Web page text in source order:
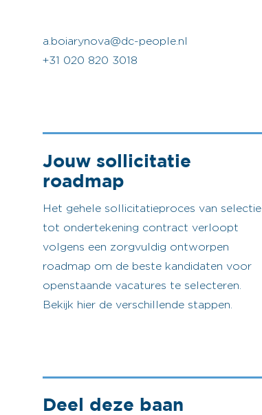
a.boiarynova@dc-people.nl
+31 020 820 3018
Jouw sollicitatie
roadmap
Het gehele sollicitatieproces van selectie
tot ondertekening contract verloopt
volgens een zorgvuldig ontworpen
roadmap om de beste kandidaten voor
openstaande vacatures te selecteren.
Bekijk hier de verschillende stappen.
Deel deze baan